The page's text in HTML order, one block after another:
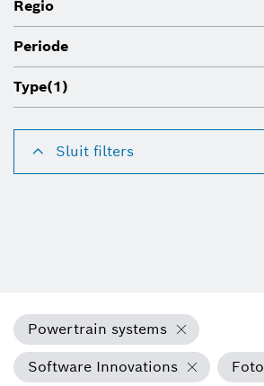
Regio
Periode
Type(1)
Sluit filters
Powertrain systems
Software Innovations
Foto